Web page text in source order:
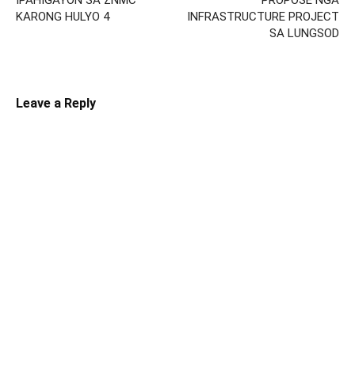
KARONG HULYO 4
INFRASTRUCTURE PROJECT
SA LUNGSOD
Leave a Reply